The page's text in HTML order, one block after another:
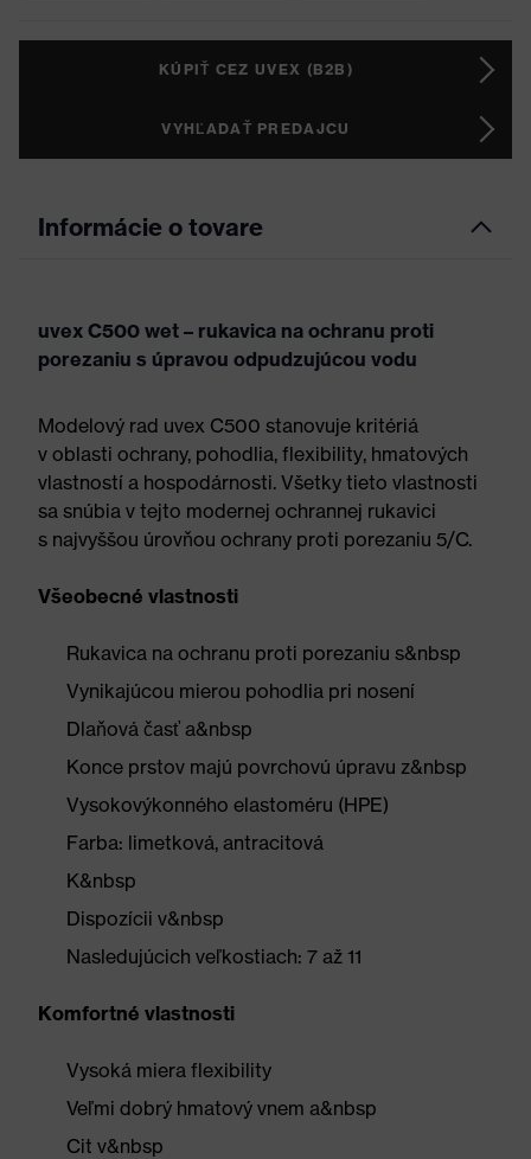
KÚPIŤ CEZ UVEX (B2B)
VYHĽADAŤ PREDAJCU
Informácie o tovare
uvex C500 wet – rukavica na ochranu proti
porezaniu s úpravou odpudzujúcou vodu
Modelový rad uvex C500 stanovuje kritériá
v oblasti ochrany, pohodlia, flexibility, hmatových
vlastností a hospodárnosti. Všetky tieto vlastnosti
sa snúbia v tejto modernej ochrannej rukavici
s najvyššou úrovňou ochrany proti porezaniu 5/C.
Všeobecné vlastnosti
Rukavica na ochranu proti porezaniu s&nbsp
Vynikajúcou mierou pohodlia pri nosení
Dlaňová časť a&nbsp
Konce prstov majú povrchovú úpravu z&nbsp
Vysokovýkonného elastoméru (HPE)
Farba: limetková, antracitová
K&nbsp
Dispozícii v&nbsp
Nasledujúcich veľkostiach: 7 až 11
Komfortné vlastnosti
Vysoká miera flexibility
Veľmi dobrý hmatový vnem a&nbsp
Cit v&nbsp